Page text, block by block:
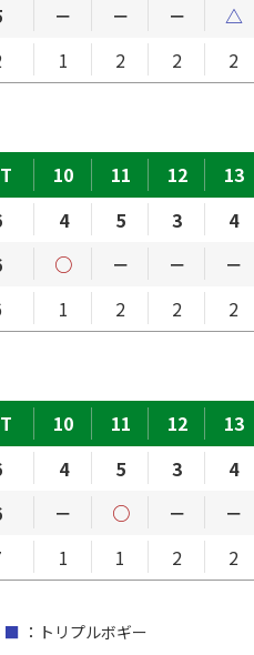
－
－ － △
1
2 2 2
10 11 12 13
4
5 3 4
○
－ － －
1
2 2 2
10 11 12 13
4
5 3 4
－
○ － －
1
1 2 2
■ ：トリプルボギー